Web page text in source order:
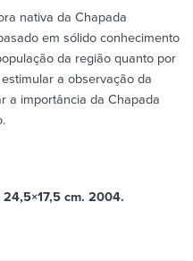
nativa da Chapada
em sólido conhecimento
da região quanto por
a observação da
a importância da Chapada
cm. 2004.